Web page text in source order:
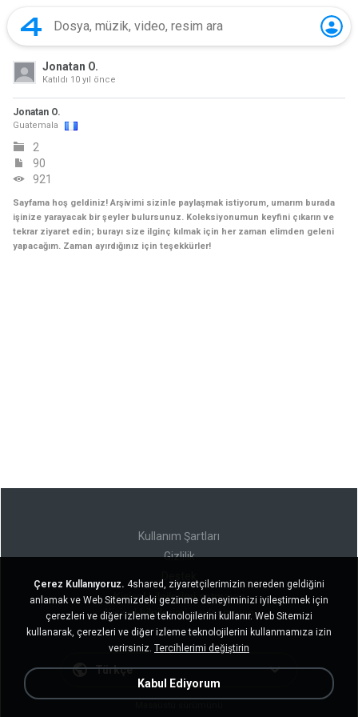
Jonatan O.
Katıldı 10 yıl önce
Jonatan O.
Guatemala
2
90
921
Sayfama hoş geldiniz! Arşivimi sizinle paylaşmak istiyorum, umarım burada
işinize yarayacak bir şeyler bulursunuz. Koleksiyonumun keyfini çıkarın ve
tekrar ziyaret edin; burayı size ilginç kılmak için her zaman elimden geleni
yapacağım. Zaman ayırdığınız için teşekkürler!
Kullanım Şartları
Gizlilik
Kişisel bilgilerimi satmayın
Kişisel bilgilerimi paylaşmayın
Türkçe
Çerez Kullanıyoruz. 4shared, ziyaretçilerimizin nereden geldiğini
anlamak ve Web Sitemizdeki gezinme deneyiminizi iyileştirmek için
çerezleri ve diğer izleme teknolojilerini kullanır. Web Sitemizi
kullanarak, çerezleri ve diğer izleme teknolojilerini kullanmamıza izin
verirsiniz. Tercihlerimi değiştirin
Kabul Ediyorum